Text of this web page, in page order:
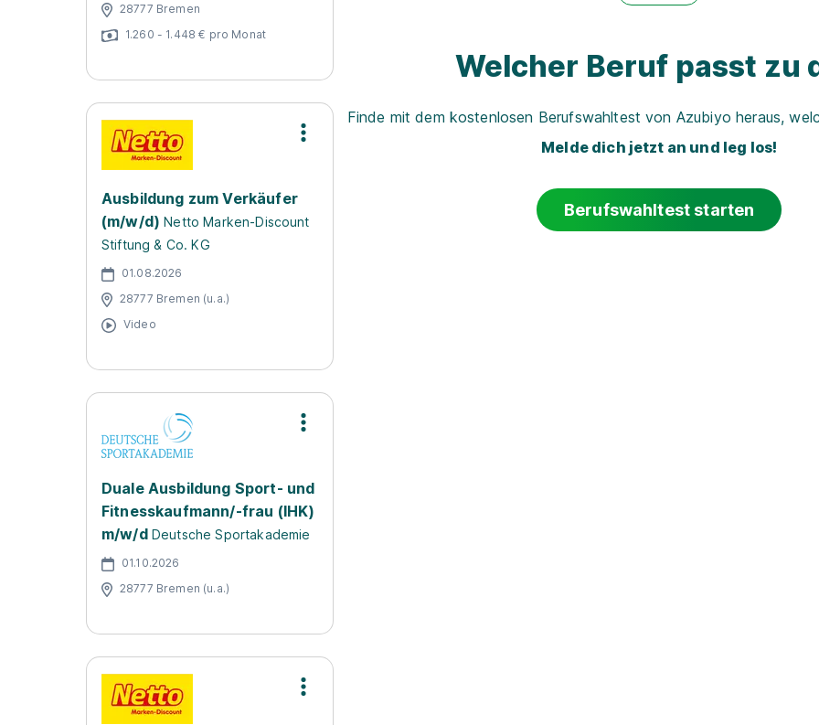
28777 Bremen
1.260 - 1.448 € pro Monat
Ausbildung zum Verkäufer
(m/w/d) Netto Marken-Discount
Stiftung & Co. KG
01.08.2026
28777 Bremen (u.a.)
Video
Duale Ausbildung Sport- und
Fitnesskaufmann/-frau (IHK)
m/w/d Deutsche Sportakademie
01.10.2026
28777 Bremen (u.a.)
Welcher Beruf passt zu
Finde mit dem kostenlosen Berufswahltest von Azubiyo heraus,
Melde dich jetzt an und leg los!
Berufswahltest starten